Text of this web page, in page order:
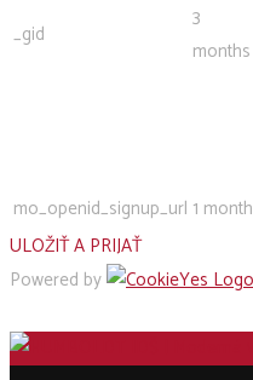
_gid
3
months
mo_openid_signup_url 1 month
ULOŽIŤ A PRIJAŤ
Powered by